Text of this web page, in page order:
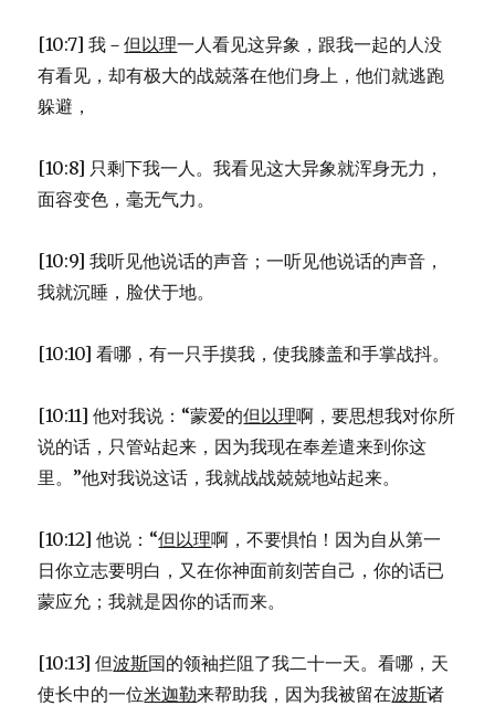
[10:7] 我－但以理一人看见这异象，跟我一起的人没
有看见，却有极大的战兢落在他们身上，他们就逃跑
躲避，
[10:8] 只剩下我一人。我看见这大异象就浑身无力，
面容变色，毫无气力。
[10:9] 我听见他说话的声音；一听见他说话的声音，
我就沉睡，脸伏于地。
[10:10] 看哪，有一只手摸我，使我膝盖和手掌战抖。
[10:11] 他对我说：“蒙爱的但以理啊，要思想我对你所
说的话，只管站起来，因为我现在奉差遣来到你这
里。”他对我说这话，我就战战兢兢地站起来。
[10:12] 他说：“但以理啊，不要惧怕！因为自从第一
日你立志要明白，又在你神面前刻苦自己，你的话已
蒙应允；我就是因你的话而来。
[10:13] 但波斯国的领袖拦阻了我二十一天。看哪，天
使长中的一位米迦勒来帮助我，因为我被留在波斯诸